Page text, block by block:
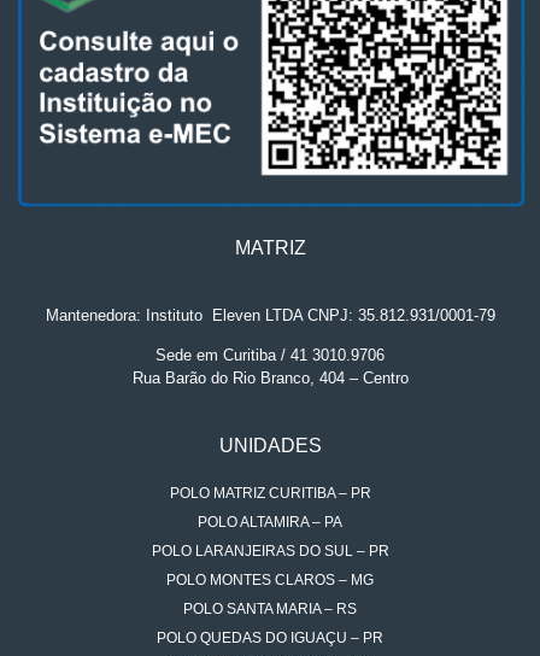
MATRIZ
Mantenedora: Instituto. Eleven LTDA CNPJ: 35.812.931/0001-79
Sede em Curitiba / 41 3010.9706
Rua Barão do Rio Branco, 404 – Centro
UNIDADES
POLO MATRIZ CURITIBA – PR
POLO ALTAMIRA – PA
POLO LARANJEIRAS DO SUL – PR
POLO MONTES CLAROS – MG
POLO SANTA MARIA – RS
POLO QUEDAS DO IGUAÇU – PR